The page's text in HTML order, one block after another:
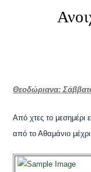
Θεοδώριανα:
Από χτες το μεσημέρι
από το Αθαμάνιο